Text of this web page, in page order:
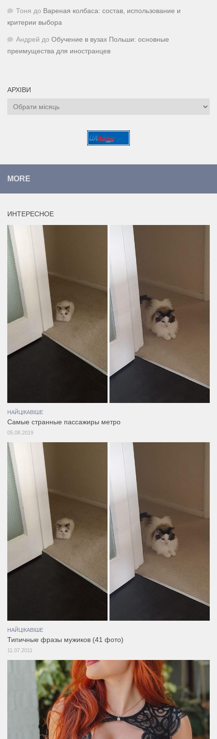
Тоня до Вареная колбаса: состав, использование и
критерии выбора
Андрей до Обучение в вузах Польши: основные
преимущества для иностранцев
АРХІВИ
Архіви
MORE
ИНТЕРЕСНОЕ
НАЙЦІКАВІШЕ
Самые странные пассажиры метро
05.08.2019
НАЙЦІКАВІШЕ
Типичные фразы мужиков (41 фото)
11.07.2011